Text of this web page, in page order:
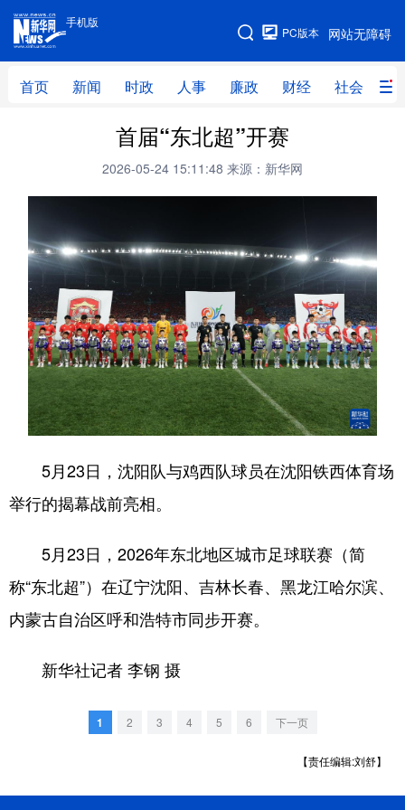
手机版
网站无障碍
PC版本
首页 新闻 时政 人事 廉政 财经 社会 科
手机版
网站地图
新闻 时政
财经 社会
体育 视频 直播 无人机
地方频道
北京 天津 河北 山西
辽宁 吉林 上海 江苏
浙江 安徽 福建 江西
山东 河南 湖北 湖南
广东 广西
四川 贵州 云南 西藏
陕西 甘肃 青海 宁夏
新疆 内蒙古 黑龙江
한국어
首届“东北超”开赛
2026-05-24 15:11:48 来源：新华网
5月23日，沈阳队与鸡西队球员在沈阳铁西体育场
举行的揭幕战前亮相。
5月23日，2026年东北地区城市足球联赛（简
称“东北超”）在辽宁沈阳、吉林长春、黑龙江哈尔滨、
内蒙古自治区呼和浩特市同步开赛。
新华社记者 李钢 摄
1 2 3 4 5 6 下一页
【责任编辑:刘舒】